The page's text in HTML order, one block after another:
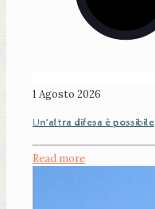
1 Agosto 2026
Un’altra difesa è possibile
Read more